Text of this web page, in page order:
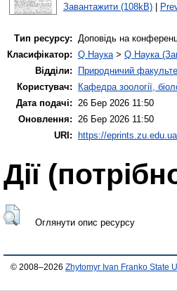
Завантажити (108kB)|
Тип ресурсу: Доповідь на
Класифікатор: Q Наука> Q Наука
Відділи:
Природничий
Користувач:
Кафедра зоології,
Дата подачі: 26 Бер 2026 11:50
Оновлення: 26 Бер 2026 11:50
URI:
https://
Дії
Оглянути опис ресурсу
© 2008–2026 Zhytomyr Ivan Franko State